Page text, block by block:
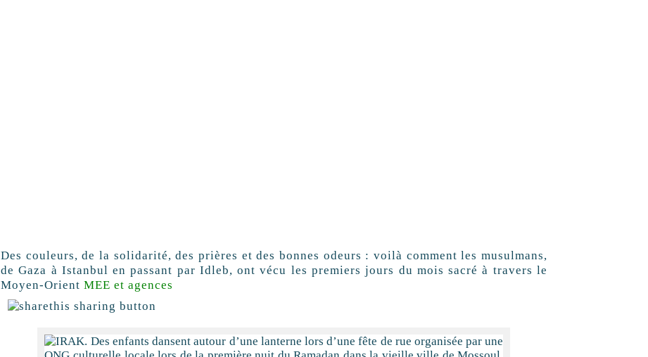
Des couleurs, de la solidarité, des prières et des bonnes odeurs : voilà comment les musulmans,
de Gaza à Istanbul en passant par Idleb, ont vécu les premiers jours du mois sacré à travers le
Moyen-Orient MEE et agences